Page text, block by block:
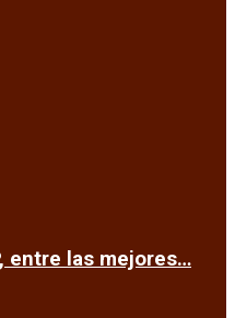
entre las mejores…